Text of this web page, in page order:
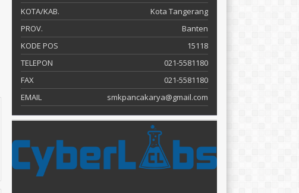
KOTA/KAB.
Kota Tangerang
PROV.
Banten
KODE POS
15118
TELEPON
021-5581180
FAX
021-5581180
EMAIL
smkpancakarya@gmail.com